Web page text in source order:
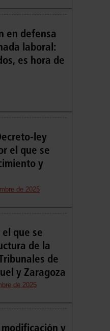
en defensa
laboral:
es hora de
ley
el que se
y
de 2025
que se
de la
de
y Zaragoza
de 2025
y